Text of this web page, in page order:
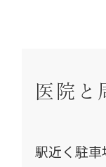
医院と
駅近く駐車